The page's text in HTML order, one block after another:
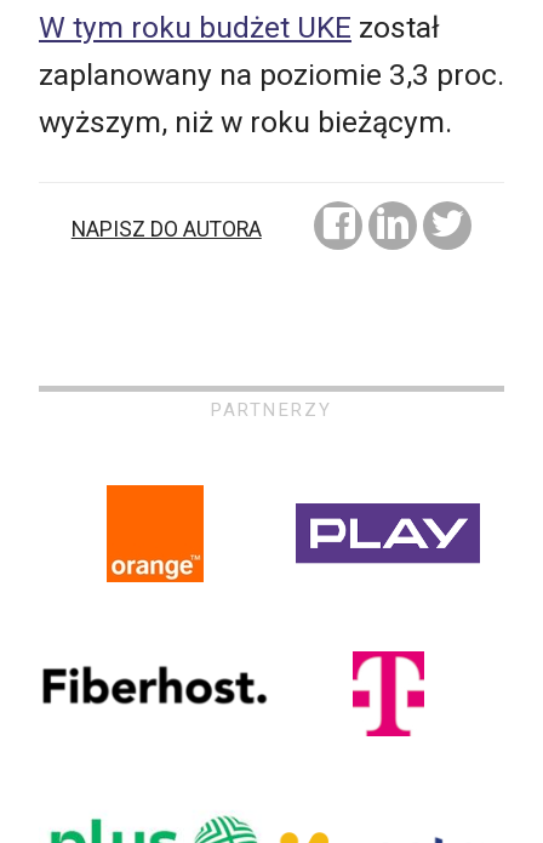
W tym roku budżet UKE został
zaplanowany na poziomie 3,3 proc.
wyższym, niż w roku bieżącym.
NAPISZ DO AUTORA
PARTNERZY